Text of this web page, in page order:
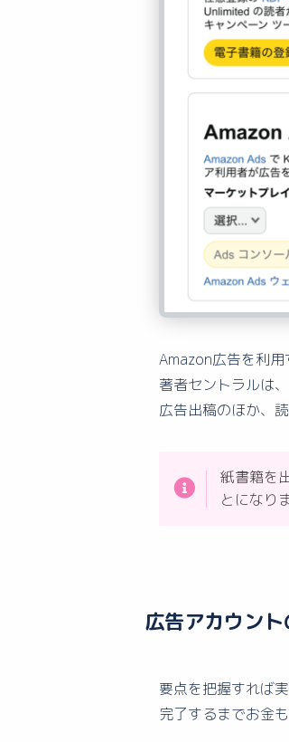
Amazon広告を利用
著者セントラルは
広告出稿のほか、
紙書籍を
とになり
広告アカウン
要点を把握すれば
完了するまでお金